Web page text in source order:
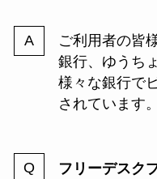
ご利用者の皆
銀行、ゆうち
様々な銀行で
されています。
フリーデスク